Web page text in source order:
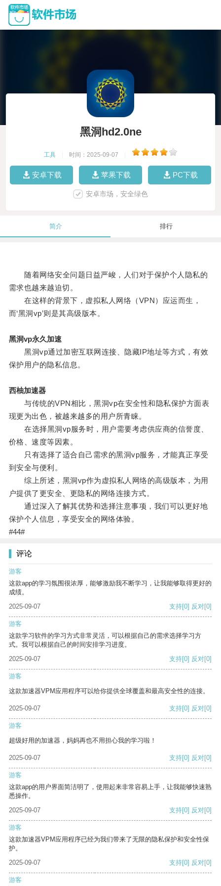
黑洞hd2.0ne
工具 时间：2025-09-07
安卓下载 苹果下载 PC下载
安卓市场，安全绿色
简介 排行
随着网络安全问题日益严峻，人们对于保护个人隐私的
需求也越来越迫切。
在这样的背景下，虚拟私人网络（VPN）应运而生，
而‘黑洞vp’则是其高级版本。
黑洞vp永久加速
黑洞vp通过加密互联网连接、隐藏IP地址等方式，有效
保护用户的隐私信息。
西柚加速器
与传统的VPN相比，黑洞vp在安全性和隐私保护方面表
现更为出色，被越来越多的用户所青睐。
在选择黑洞vp服务时，用户需要考虑供应商的信誉度、
价格、速度等因素。
只有选择了适合自己需求的黑洞vp服务，才能真正享受
到安全与便利。
综上所述，黑洞vp作为虚拟私人网络的高级版本，为用
户提供了更安全、更隐私的网络连接方式。
通过深入了解其优势和选择注意事项，我们可以更好地
保护个人信息，享受安全的网络体验。
#44#
评论
游客
这款app的学习氛围很浓厚，能够激励我不断学习，让我能够取得更好的
成绩。
2025-09-07
支持[0] 反对[0]
游客
这款学习软件的学习方式非常灵活，可以根据自己的需求选择学习方
式。我可以根据自己的时间安排学习进度。
2025-09-07
支持[0] 反对[0]
游客
这款加速器VPM应用程序可以给你提供全球覆盖和最高安全性的连接。
2025-09-07 支持[0] 反对[0]
游客
超级好用的加速器，妈妈再也不用担心我的学习啦！
2025-09-07 支持[0] 反对[0]
游客
这款app的用户界面简洁明了，使用起来非常容易上手，让我能够快速熟
悉操作。
2025-09-07
支持[0] 反对[0]
游客
这款加速器VPM应用程序已经为我们带来了无限的隐私保护和安全性保
护。
2025-09-07
支持[0] 反对[0]
游客